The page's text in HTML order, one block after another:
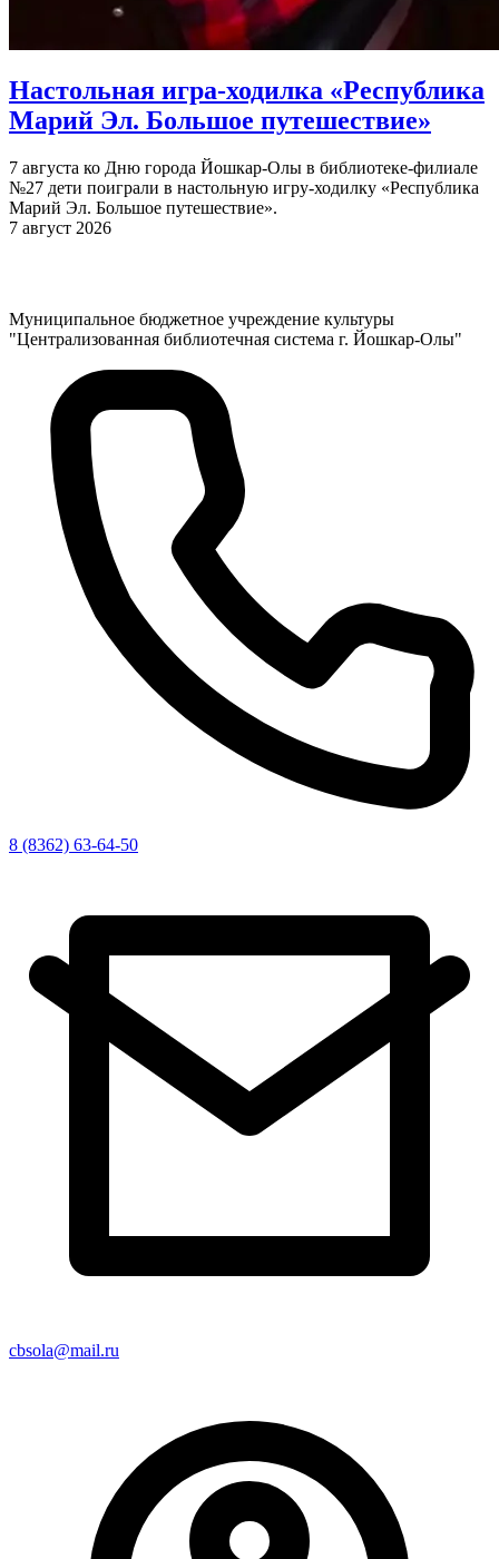
Настольная игра-ходилка «Республика
Марий Эл. Большое путешествие»
7 августа ко Дню города Йошкар-Олы в библиотеке-филиале
№27 дети поиграли в настольную игру-ходилку «Республика
Марий Эл. Большое путешествие».
7 август 2026
Муниципальное бюджетное учреждение культуры
"Централизованная библиотечная система г. Йошкар-Олы"
8 (8362) 63-64-50
cbsola@mail.ru